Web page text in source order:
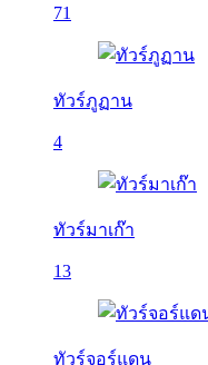
71
ทัวร์ภูฏาน
4
ทัวร์มาเก๊า
13
ทัวร์จอร์แดน